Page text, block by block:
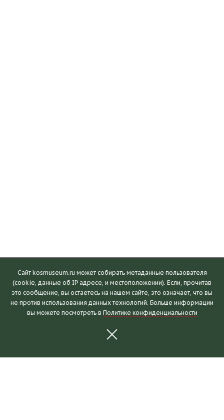
Посетителям
Часы работы и билеты
Пушкинская карта
Сайт kosmuseum.ru может собирать метаданные пользователя
(cookie, данные об IP адресе, и местоположении). Если, прочитав
это сообщение, вы остаетесь на нашем сайте, это означает, что вы
не против использования данных технологий. Больше информации
вы можете посмотреть в Политике конфиденциальности